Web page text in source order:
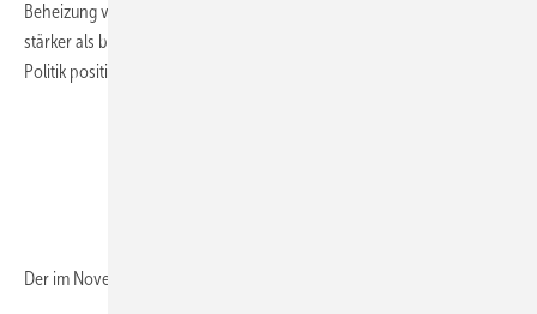
Beheizung von Gebäuden nach deutschem und europäischem Recht
stärker als bislang eingeschränkt werden könnte. Nun muss sich die
Politik positionieren.
Der im November 2016 veröffentlichte „Klimaschutzplan 2050